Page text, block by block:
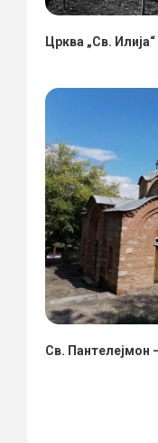
Црква „Св.
Св. Пантелејмон